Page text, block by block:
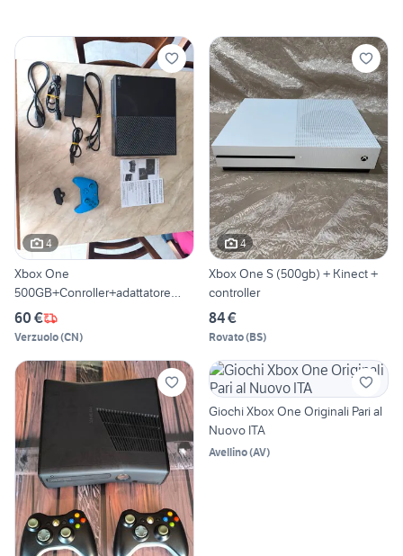
4
Xbox One
500GB+Conroller+adattatore
cuffie
60 €
Verzuolo(CN)
4
Xbox One S (500gb) + Kinect +
controller
84 €
Rovato(BS)
Giochi Xbox One Originali Pari al
Nuovo ITA
Avellino(AV)